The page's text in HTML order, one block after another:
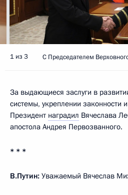
1 из 3 С Председателем
За выдающиеся заслуги в
системы, укреплении законности
Президент наградил Вячеслава
апостола Андрея Первозванного.
* * *
В.Путин: Уважаемый Вячеслав